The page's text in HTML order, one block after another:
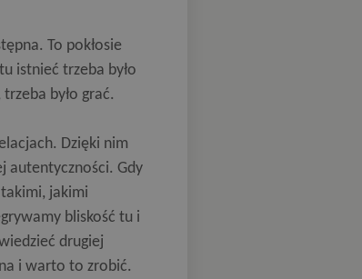
To pokłosie
istnieć trzeba było
było grać.
Dzięki nim
autentyczności. Gdy
jakimi
bliskość tu i
drugiej
i warto to zrobić.